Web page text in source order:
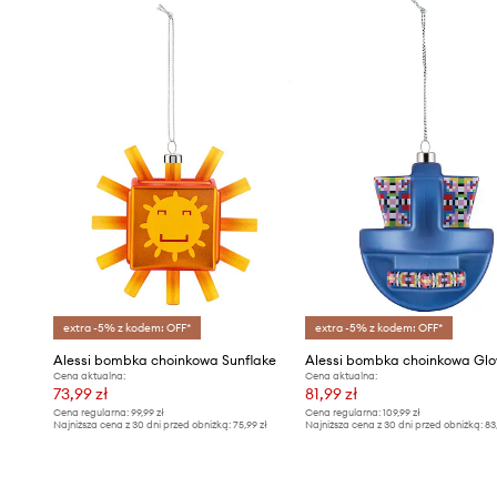
extra -5% z kodem: OFF*
Alessi bombka choinkowa Sunflake
Cena aktualna:
73,99 zł
Cena regularna: 99,99 zł
Najniższa cena z 30 dni przed obniżką: 75,99 zł
extra -5% z kodem: OFF*
Alessi bombka choinkowa
Cena aktualna:
81,99 zł
Cena regularna:109,99 zł
Najniższa cena z 30 dni przed obniżką: